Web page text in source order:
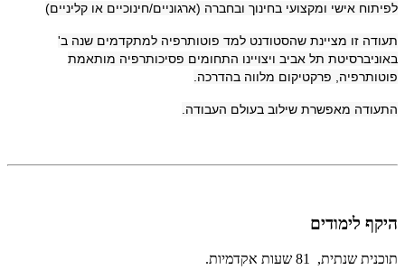
לפיתוח אישי ומקצועי בחינוך ובחברה (ארגוניים/חינוכיים או קליניים)
תעודה זו מציינת שהסטודנט למד פוטותרפיה למתקדמים שנה ב'
באוניברסיטת תל אביב ויצויינו התחומים פסיכותרפיה מותאמת
פוטותרפיה, פרקטיקום מלווה בהדרכה.
התעודה מאפשרת שילוב בעולם העבודה.
היקף לימודים
תוכנית שנתית, 81 שעות אקדמיות.